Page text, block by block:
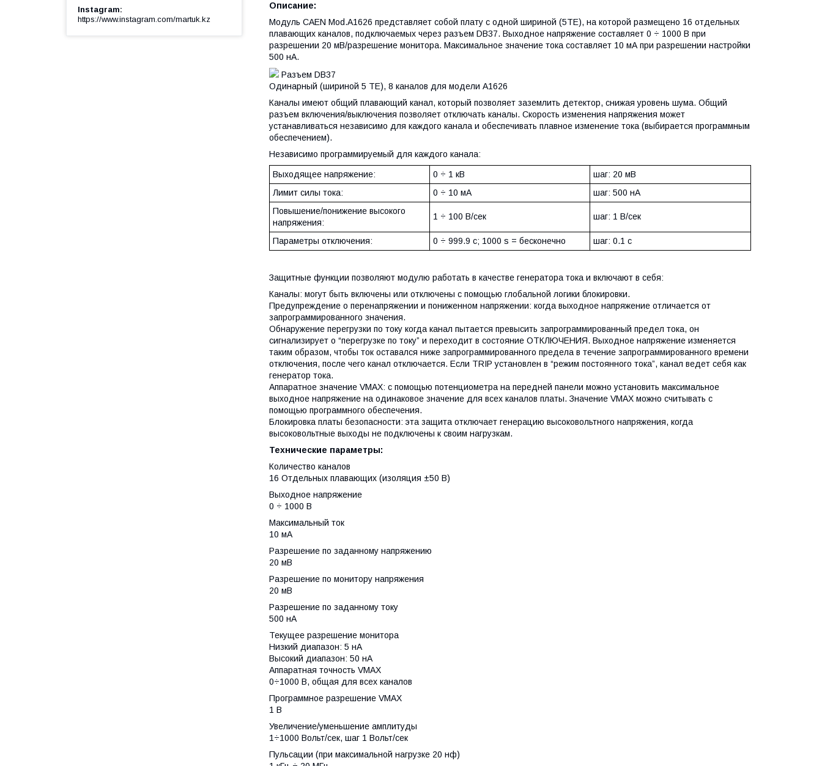
Описание:
Модуль CAEN Mod.A1626 представляет собой плату с одной шириной (5TE), на которой размещено 16 отдельных
плавающих каналов, подключаемых через разъем DB37. Выходное напряжение составляет 0 ÷ 1000 В при
разрешении 20 мВ/разрешение монитора. Максимальное значение тока составляет 10 мА при разрешении настройки
500 нА.
Разъем DB37
Одинарный (шириной 5 ТЕ), 8 каналов для модели A1626
Каналы имеют общий плавающий канал, который позволяет заземлить детектор, снижая уровень шума. Общий
разъем включения/выключения позволяет отключать каналы. Скорость изменения напряжения может
устанавливаться независимо для каждого канала и обеспечивать плавное изменение тока (выбирается программным
обеспечением).
Независимо программируемый для каждого канала:
Выходящее напряжение: 0 ÷ 1 кВ
шаг: 20 мВ
Лимит силы тока:
0 ÷ 10 мA
шаг: 500 нA
Повышение/понижение высокого
напряжения:
1 ÷ 100 В/сек шаг: 1 В/сек
Параметры отключения: 0 ÷ 999.9 с; 1000 s = бесконечно шаг: 0.1 с
Защитные функции позволяют модулю работать в качестве генератора тока и включают в себя:
Каналы: могут быть включены или отключены с помощью глобальной логики блокировки.
Предупреждение о перенапряжении и пониженном напряжении: когда выходное напряжение отличается от
запрограммированного значения.
Обнаружение перегрузки по току когда канал пытается превысить запрограммированный предел тока, он
сигнализирует о “перегрузке по току” и переходит в состояние ОТКЛЮЧЕНИЯ. Выходное напряжение изменяется
таким образом, чтобы ток оставался ниже запрограммированного предела в течение запрограммированного времени
отключения, после чего канал отключается. Если TRIP установлен в “режим постоянного тока”, канал ведет себя как
генератор тока.
Аппаратное значение VMAX: с помощью потенциометра на передней панели можно установить максимальное
выходное напряжение на одинаковое значение для всех каналов платы. Значение VMAX можно считывать с
помощью программного обеспечения.
Блокировка платы безопасности: эта защита отключает генерацию высоковольтного напряжения, когда
высоковольтные выходы не подключены к своим нагрузкам.
Технические параметры:
Количество каналов
16 Отдельных плавающих (изоляция ±50 В)
Выходное напряжение
0 ÷ 1000 В
Максимальный ток
10 мА
Разрешение по заданному напряжению
20 мВ
Разрешение по монитору напряжения
20 мВ
Разрешение по заданному току
500 нА
Текущее разрешение монитора
Низкий диапазон: 5 нА
Высокий диапазон: 50 нА
Аппаратная точность VMAX
0÷1000 В, общая для всех каналов
Программное разрешение VMAX
1 В
Увеличение/уменьшение амплитуды
1÷1000 Вольт/сек, шаг 1 Вольт/сек
Пульсации (при максимальной нагрузке 20 нф)
Instagram
https://www.instagram.com/martuk.kz